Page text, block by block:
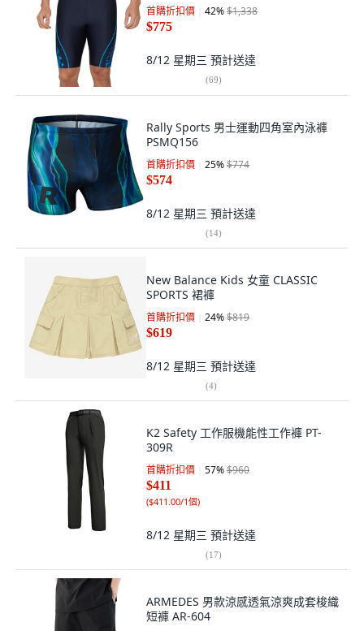
首購折扣價 42%$1,338
$775
8/12 星期三 預計送達
(69)
Rally Sports 男士運動四角室內泳褲
PSMQ156
首購折扣價 25%$774
$574
8/12 星期三 預計送達
(14)
New Balance Kids 女童 CLASSIC
SPORTS 裙褲
首購折扣價 24%$819
$619
8/12 星期三 預計送達
(4)
K2 Safety 工作服機能性工作褲 PT-
309R
首購折扣價 57%$960
$411
($411.00/1個)
8/12 星期三 預計送達
(17)
ARMEDES 男款涼感透氣涼爽成套梭織
短褲 AR-604